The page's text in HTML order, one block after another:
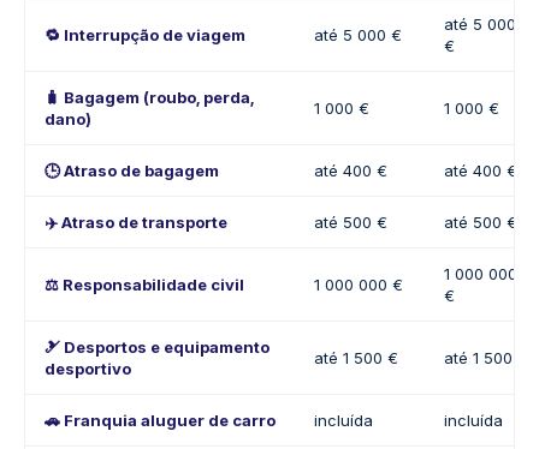
🔁 Interrupção de viagem até 5 000 €
até 5 000
€
🧳 Bagagem (roubo, perda,
dano)
1 000 € 1 000 €
🕒 Atraso de bagagem até 400 € até 400 €
✈️ Atraso de transporte até 500 € até 500 €
⚖️ Responsabilidade civil 1 000 000 €
1 000 000
€
🎿 Desportos e equipamento
desportivo
até 1 500 € até 1 500 €
🚗 Franquia aluguer de carro incluída incluída